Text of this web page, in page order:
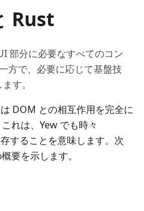
Rust
部分に必要なすべてのコン
方で、必要に応じて基盤技
す。
DOM との相互作用を完全に
れは、Yew でも時々
することを意味します。次
要を示します。